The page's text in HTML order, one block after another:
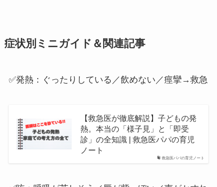
症状別ミニガイド ＆関連記事
✅発熱：ぐったりしている／飲めない／痙攣→救急
救急医パパの育児ノート
【救急医が徹底解説】子どもの発
熱。本当の「様子見」と「即受
診」の全知識 | 救急医パパの育児
ノート